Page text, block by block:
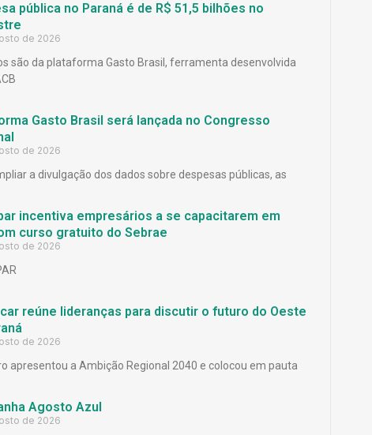
pública no Paraná é de R$ 51,5 bilhões no
de 2026
são da plataforma Gasto Brasil, ferramenta desenvolvida
Gasto Brasil será lançada no Congresso
de 2026
a divulgação dos dados sobre despesas públicas, as
incentiva empresários a se capacitarem em
curso gratuito do Sebrae
de 2026
reúne lideranças para discutir o futuro do Oeste
de 2026
apresentou a Ambição Regional 2040 e colocou em pauta
Agosto Azul
de 2026